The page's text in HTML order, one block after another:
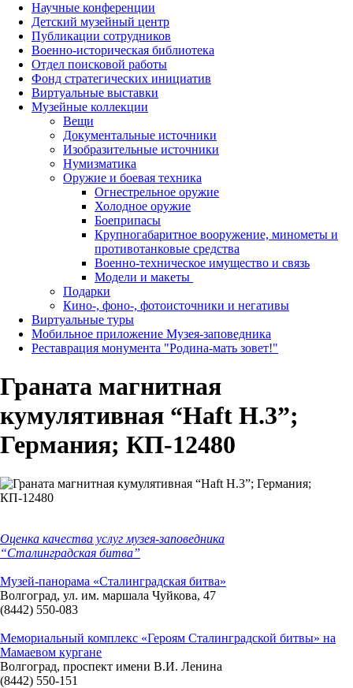
Научные конференции
Детский музейный центр
Публикации сотрудников
Военно-историческая библиотека
Отдел поисковой работы
Фонд стратегических инициатив
Виртуальные выставки
Музейные коллекции
Вещи
Документальные источники
Изобразительные источники
Нумизматика
Оружие и боевая техника
Огнестрельное оружие
Холодное оружие
Боеприпасы
Крупногабаритное вооружение, минометы и
противотанковые средства
Военно-техническое имущество и связь
Модели и макеты
Подарки
Кино-, фоно-, фотоисточники и негативы
Виртуальные туры
Мобильное приложение Музея-заповедника
Реставрация монумента "Родина-мать зовет!"
Граната магнитная
кумулятивная “Haft H.3”;
Германия; КП-12480
Оценка качества услуг музея-заповедника
“Сталинградская битва”
Музей-панорама «Сталинградская битва»
Волгоград, ул. им. маршала Чуйкова, 47
(8442) 550-083
Мемориальный комплекс «Героям Сталинградской битвы» на
Мамаевом кургане
Волгоград, проспект имени В.И. Ленина
(8442) 550-151